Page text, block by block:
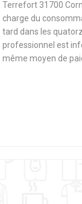
Terrefort 31700
charge du
tard dans les
professionnel est
même moyen de